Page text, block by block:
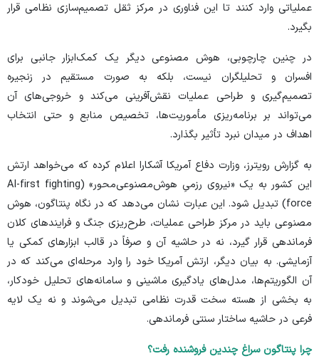
عملیاتی وارد کنند تا این فناوری در مرکز ثقل تصمیم‌سازی نظامی قرار
بگیرد.
در چنین چارچوبی، هوش مصنوعی دیگر یک کمک‌ابزار جانبی برای
افسران و تحلیلگران نیست، بلکه به صورت مستقیم در زنجیره
تصمیم‌گیری و طراحی عملیات نقش‌آفرینی می‌کند و خروجی‌های آن
می‌تواند بر برنامه‌ریزی مأموریت‌ها، تخصیص منابع و حتی انتخاب
اهداف در میدان نبرد تأثیر بگذارد.
به گزارش رویترز، وزارت دفاع آمریکا آشکارا اعلام کرده که می‌خواهد ارتش
این کشور به یک «نیروی رزمیِ هوش‌مصنوعی‌محور» (AI-first fighting
force) تبدیل شود. این عبارت نشان می‌دهد که در نگاه پنتاگون، هوش
مصنوعی باید در مرکز طراحی عملیات، طرح‌ریزی جنگ و فرایند‌های کلان
فرماندهی قرار گیرد، نه در حاشیه آن و صرفاً در قالب ابزار‌های کمکی یا
آزمایشی. به بیان دیگر، ارتش آمریکا خود را وارد مرحله‌ای می‌کند که در
آن الگوریتم‌ها، مدل‌های یادگیری ماشینی و سامانه‌های تحلیل خودکار،
به بخشی از هسته سخت قدرت نظامی تبدیل می‌شوند و نه یک لایه
فرعی در حاشیه ساختار سنتی فرماندهی.
چرا پنتاگون سراغ چندین فروشنده رفت؟